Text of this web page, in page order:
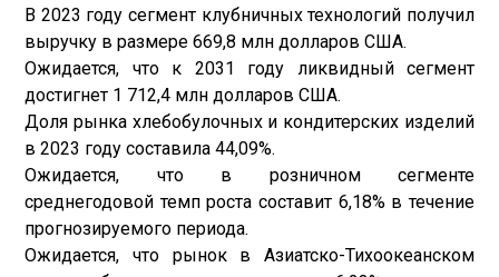
В 2023 году сегмент клубничных технологий получил
выручку в размере 669,8 млн долларов США.
Ожидается, что к 2031 году ликвидный сегмент
достигнет 1 712,4 млн долларов США.
Доля рынка хлебобулочных и кондитерских изделий
в 2023 году составила 44,09%.
Ожидается, что в розничном сегменте
среднегодовой темп роста составит 6,18% в течение
прогнозируемого периода.
Ожидается, что рынок в Азиатско-Тихоокеанском